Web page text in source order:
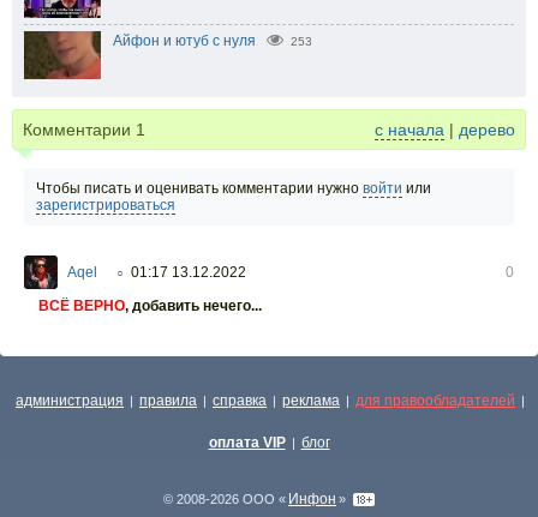
Айфон и ютуб с нуля 253
Комментарии 1 с начала | дерево
Чтобы писать и оценивать комментарии нужно войти или
зарегистрироваться
Aqel ○ 01:17 13.12.2022
0
ВСЁ ВЕРНО, добавить нечего...
администрация | правила | справка | реклама | для правообладателей |
оплата VIP | блог
© 2008-2026 ООО « Инфон »